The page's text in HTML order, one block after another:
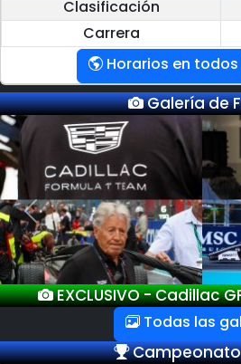
Clasificación
Carrera
Horarios en
Galería de
EXCLUSIVO -
Previous
Todas las